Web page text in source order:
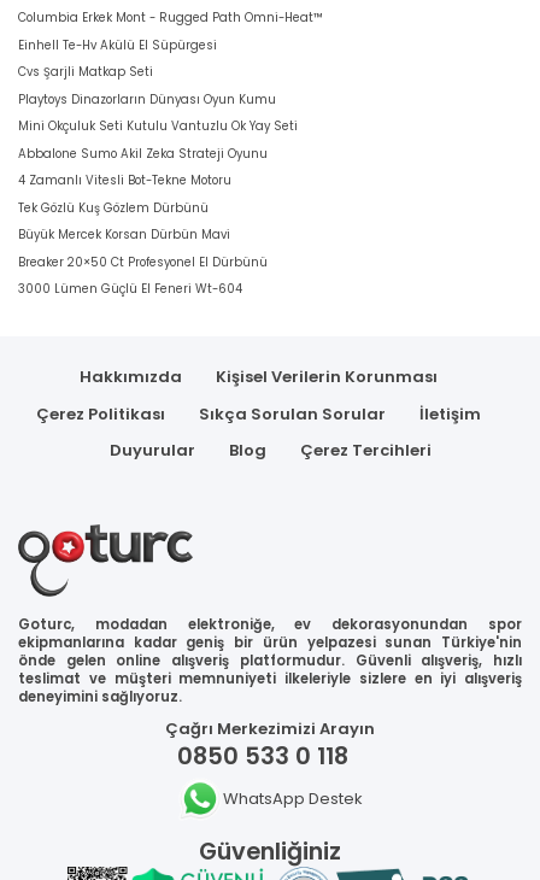
Columbia Erkek Mont - Rugged Path Omni-Heat™
Einhell Te-Hv Akülü El Süpürgesi
Cvs Şarjli Matkap Seti
Playtoys Dinazorların Dünyası Oyun Kumu
Mini Okçuluk Seti Kutulu Vantuzlu Ok Yay Seti
Abbalone Sumo Akil Zeka Strateji Oyunu
4 Zamanlı Vitesli Bot-Tekne Motoru
Tek Gözlü Kuş Gözlem Dürbünü
Büyük Mercek Korsan Dürbün Mavi
Breaker 20×50 Ct Profesyonel El Dürbünü
3000 Lümen Güçlü El Feneri Wt-604
Hakkımızda
Kişisel Verilerin Korunması
Çerez Politikası
Sıkça Sorulan Sorular
İletişim
Duyurular
Blog Çerez Tercihleri
Goturc, modadan elektroniğe, ev dekorasyonundan spor
ekipmanlarına kadar geniş bir ürün yelpazesi sunan Türkiye'nin
önde gelen online alışveriş platformudur. Güvenli alışveriş, hızlı
teslimat ve müşteri memnuniyeti ilkeleriyle sizlere en iyi alışveriş
deneyimini sağlıyoruz.
Çağrı Merkezimizi Arayın
0850 533 0 118
WhatsApp Destek
Güvenliğiniz